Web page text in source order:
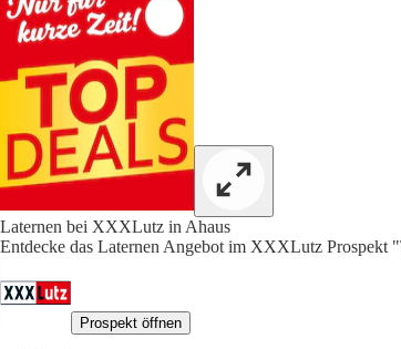
Laternen bei XXXLutz in Ahaus
Entdecke das Laternen Angebot im XXXLutz Prospekt
Prospekt öffnen